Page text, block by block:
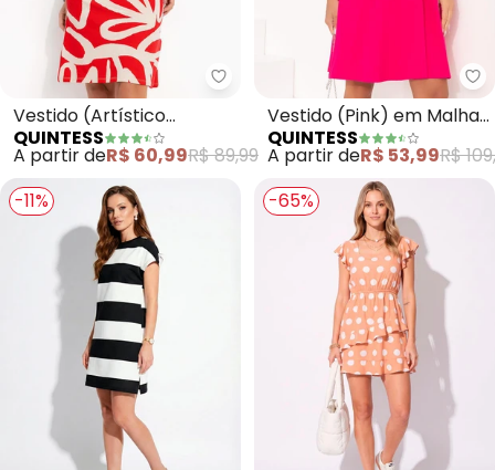
Quintess - Vestido (Artístico
Vestido (Artístico
Vermelho)
QUINTESS
A partir deR$ 60,99R$ 89,99
Vestido (Pink) em Malha
de Viscose com Elastano
QUINTESS
A partir deR$ 53,99R$
-11%
-65%